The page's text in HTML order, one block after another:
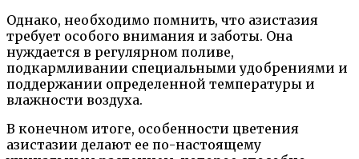
Однако, необходимо помнить, что азистазия
требует особого внимания и заботы. Она
нуждается в регулярном поливе,
подкармливании специальными удобрениями и
поддержании определенной температуры и
влажности воздуха.
В конечном итоге, особенности цветения
азистазии делают ее по-настоящему